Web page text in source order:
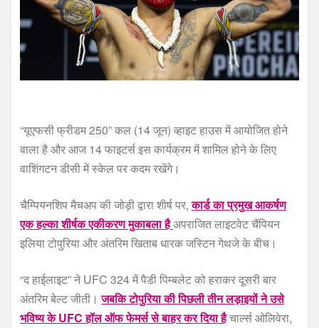
“यूएफसी फ्रीडम 250” कल (14 जून) व्हाइट हाउस में आयोजित होने
वाला है और आज 14 फाइटर्स इस कार्यक्रम में शामिल होने के लिए
वाशिंगटन डीसी में स्केल पर कदम रखेंगे।
चैम्पियनशिप मैचअप की जोड़ी द्वारा शीर्ष पर,कार्ड का प्रमुख आकर्षण
एक हल्का शीर्षक एकीकरण मुकाबला हैअपराजित लाइटवेट चैंपियन
इलिया टोपुरिया और अंतरिम खिताब धारक जस्टिन गेथजे के बीच।
“द हाईलाइट” ने UFC 324 में पैडी पिम्बलेट को हराकर दूसरी बार
अंतरिम बेल्ट जीती।जबकि टोपुरिया की पिछली तीन लड़ाइयों ने उसे
भविष्य के UFC हॉल ऑफ फेमर्स से बाहर कर दिया हैचार्ल्स ओलिवेरा,